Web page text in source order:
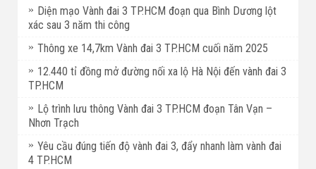
Diện mạo Vành đai 3 TP.HCM đoạn qua Bình Dương lột
xác sau 3 năm thi công
Thông xe 14,7km Vành đai 3 TP.HCM cuối năm 2025
12.440 tỉ đồng mở đường nối xa lộ Hà Nội đến vành đai 3
TP.HCM
Lộ trình lưu thông Vành đai 3 TP.HCM đoạn Tân Vạn –
Nhơn Trạch
Yêu cầu đúng tiến độ vành đai 3, đẩy nhanh làm vành đai
4 TP.HCM